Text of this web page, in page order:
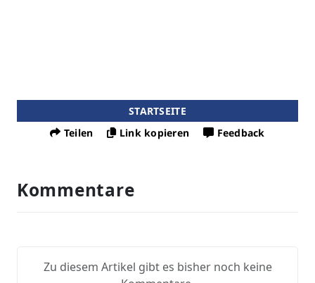
STARTSEITE
Teilen
Link kopieren Feedback
Kommentare
Zu diesem Artikel gibt es bisher noch keine